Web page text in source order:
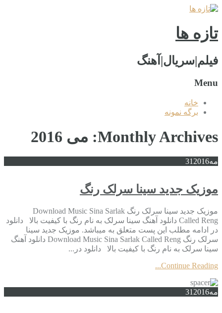
تازه ها
فیلم|سریال|آهنگ
Menu
خانه
برگه نمونه
Monthly Archives: می 2016
مه 31 2016
موزیک جدید سینا سرلک رنگ
موزیک جدید سینا سرلک رنگ Download Music Sina Sarlak
Called Reng دانلود آهنگ سینا سرلک به نام رنگ با کیفیت بالا دانلود
در ادامه مطلب این پست متعلق به میباشد. موزیک جدید سینا
سرلک رنگ Download Music Sina Sarlak Called Reng دانلود آهنگ
سینا سرلک به نام رنگ با کیفیت بالا دانلود در...
Continue Reading...
مه 31 2016